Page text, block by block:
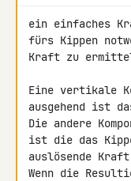
ein einfaches
fürs Kippen
Kraft zu
Eine vertikale
ausgehend ist
Die andere
ist die das
auslösende
Wenn die